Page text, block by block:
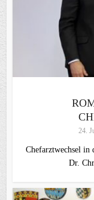
24.
Chefarztwechsel
Dr.